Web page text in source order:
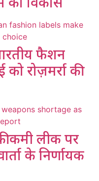
फैशन
रोज़मर्रा की
कमी लीक पर
के निर्णायक